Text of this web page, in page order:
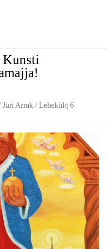
Kunsti
Jüri Arrak / Lehekülg 6